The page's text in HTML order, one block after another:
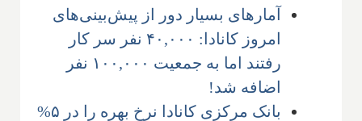
آمارهای بسیار دور از پیش‌بینی‌های
امروز کانادا: ۴۰,۰۰۰ نفر سر کار
رفتند اما به جمعیت ۱۰۰,۰۰۰ نفر
اضافه شد!
بانک مرکزی کانادا نرخ بهره را در ۵%